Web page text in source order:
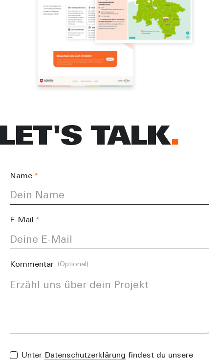
TALK
Name
E-Mail
Kommentar (Optional)
Unter Datenschutzerklärung findest du unsere